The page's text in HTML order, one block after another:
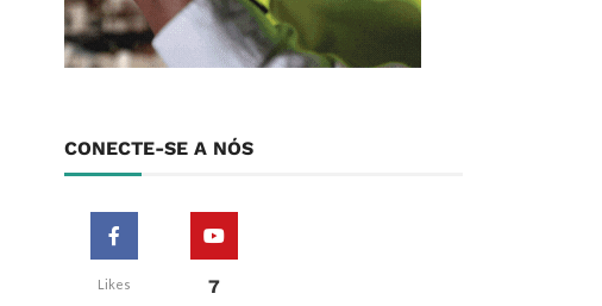
CONECTE-SE A NÓS
Likes 7